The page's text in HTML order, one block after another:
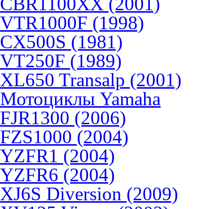
VTR1000F (1998)
CX500S (1981)
VT250F (1989)
XL650 Transalp (2001)
Мотоциклы Yamaha
FJR1300 (2006)
FZS1000 (2004)
YZFR1 (2004)
YZFR6 (2004)
XJ6S Diversion (2009)